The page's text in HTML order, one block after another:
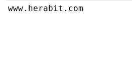
www.herabit.com